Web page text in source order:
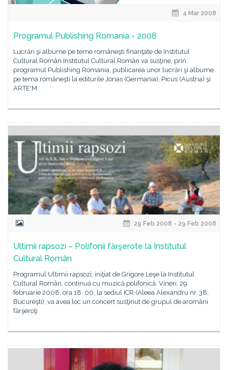
4 Mar 2008
Programul Publishing Romania - 2008
Lucrări şi albume pe teme româneşti finanţate de Institutul
Cultural Român Institutul Cultural Român va susţine, prin
programul Publishing Romania, publicarea unor lucrări şi albume
pe tema româneşti la editurile Jonas (Germania), Picus (Austria) şi
ARTE'M
29 Feb 2008 - 29 Feb 2008
Ultimii rapsozi – Polifonii fărşerote la Institutul
Cultural Român
Programul Ultimii rapsozi, iniţiat de Grigore Leşe la Institutul
Cultural Român, continuă cu muzică polifonică. Vineri, 29
februarie 2008, ora 18. 00, la sediul ICR (Aleea Alexandru nr. 38,
Bucureşti), va avea loc un concert susţinut de grupul de aromâni
fărşeroţi